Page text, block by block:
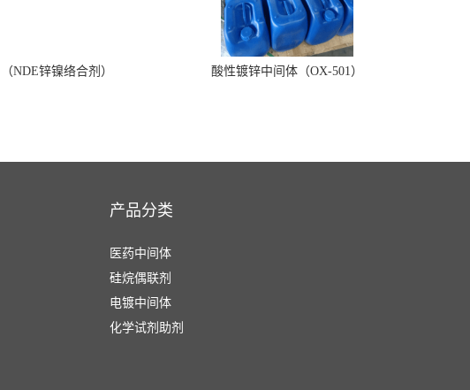
NDE锌镍络合剂） 酸性镀锌中间体（OX-501）
产品分类
医药中间体
硅烷偶联剂
电镀中间体
化学试剂助剂